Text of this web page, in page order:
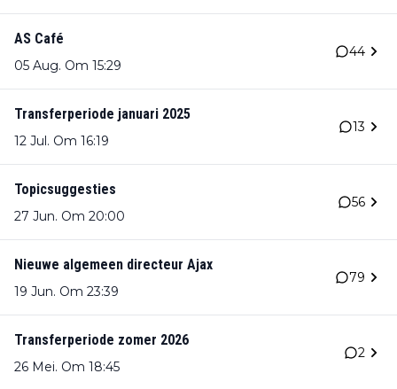
AS Café
05 Aug. Om 15:29
44
Transferperiode januari 2025
12 Jul. Om 16:19
13
Topicsuggesties
27 Jun. Om 20:00
56
Nieuwe algemeen directeur Ajax
19 Jun. Om 23:39
79
Transferperiode zomer 2026
26 Mei. Om 18:45
2